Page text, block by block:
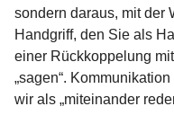
sondern daraus, mit der
Handgriff, den Sie als
einer Rückkoppelung
„sagen“.
wir als „miteinander